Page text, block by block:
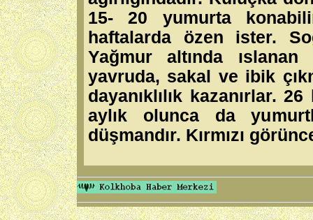
15- 20 yumurta
haftalarda özen ister.
Yağmur altında
yavruda, sakal ve ibik
dayanıklılık kazanırlar.
aylık olunca da
düşmandır. Kırmızı